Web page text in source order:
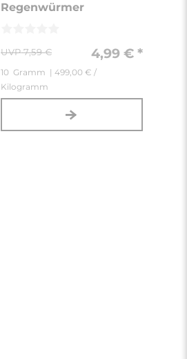
Regenwürmer
7,59 € 4,99 € *
10 Gramm | 499,00 € /
Kilogramm